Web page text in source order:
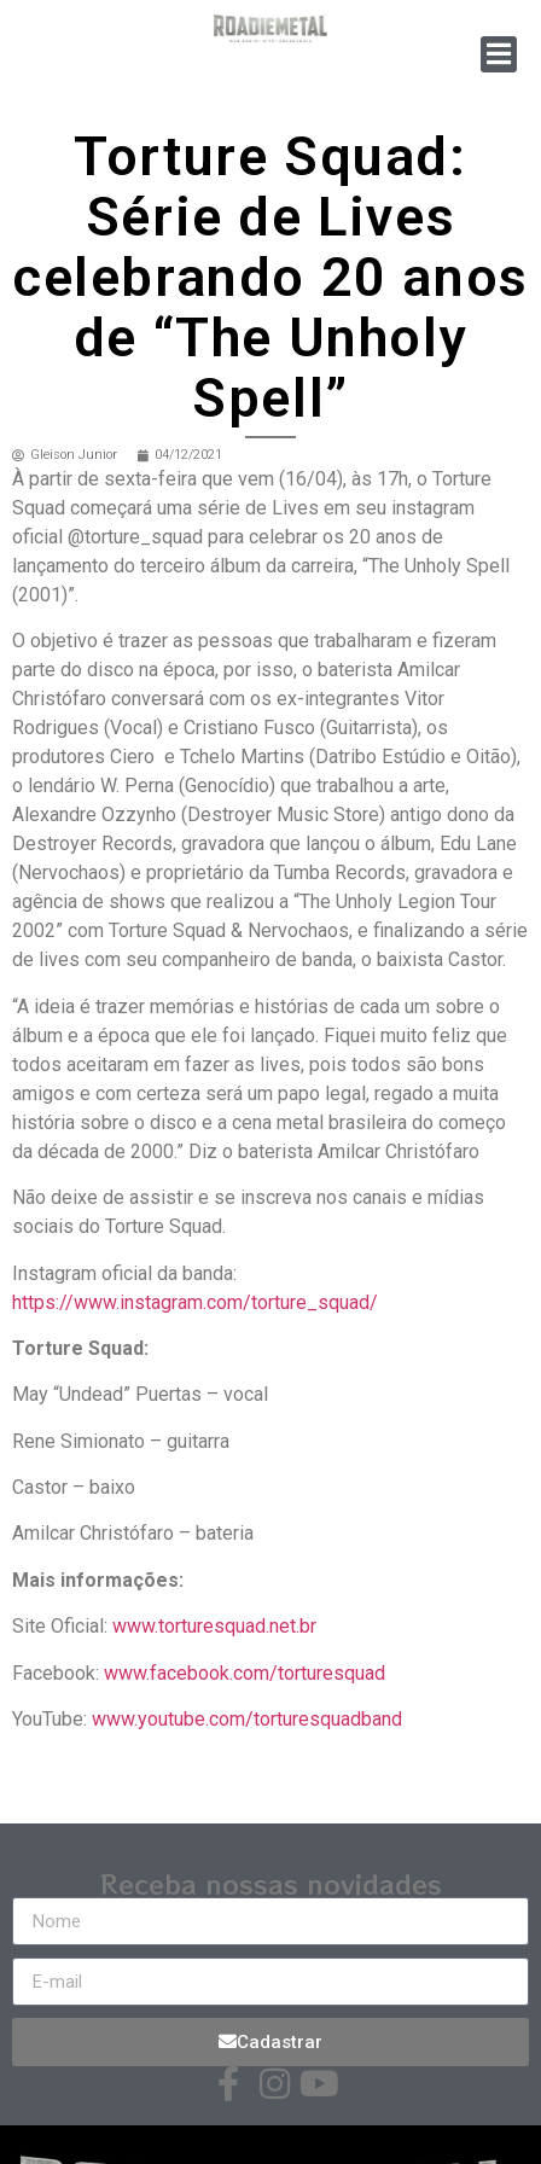
Torture Squad:
Série de Lives
celebrando 20 anos
de “The Unholy
Spell”
Gleison Junior 04/12/2021
À partir de sexta-feira que vem (16/04), às 17h, o Torture
Squad começará uma série de Lives em seu instagram
oficial @torture_squad para celebrar os 20 anos de
lançamento do terceiro álbum da carreira, “The Unholy Spell
(2001)”.
O objetivo é trazer as pessoas que trabalharam e fizeram
parte do disco na época, por isso, o baterista Amilcar
Christófaro conversará com os ex-integrantes Vitor
Rodrigues (Vocal) e Cristiano Fusco (Guitarrista), os
produtores Ciero e Tchelo Martins (Datribo Estúdio e Oitão),
o lendário W. Perna (Genocídio) que trabalhou a arte,
Alexandre Ozzynho (Destroyer Music Store) antigo dono da
Destroyer Records, gravadora que lançou o álbum, Edu Lane
(Nervochaos) e proprietário da Tumba Records, gravadora e
agência de shows que realizou a “The Unholy Legion Tour
2002” com Torture Squad & Nervochaos, e finalizando a série
de lives com seu companheiro de banda, o baixista Castor.
“A ideia é trazer memórias e histórias de cada um sobre o
álbum e a época que ele foi lançado. Fiquei muito feliz que
todos aceitaram em fazer as lives, pois todos são bons
amigos e com certeza será um papo legal, regado a muita
história sobre o disco e a cena metal brasileira do começo
da década de 2000.” Diz o baterista Amilcar Christófaro
Não deixe de assistir e se inscreva nos canais e mídias
sociais do Torture Squad.
Instagram oficial da banda:
https://www.instagram.com/torture_squad/
Torture Squad:
May “Undead” Puertas – vocal
Rene Simionato – guitarra
Castor – baixo
Amilcar Christófaro – bateria
Mais informações:
Site Oficial: www.torturesquad.net.br
Facebook: www.facebook.com/torturesquad
YouTube: www.youtube.com/torturesquadband
Receba nossas novidades
Cadastrar